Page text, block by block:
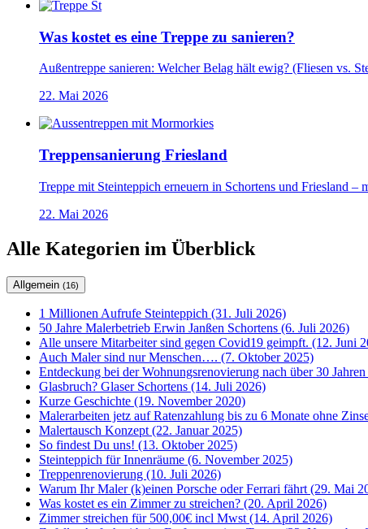
Was kostet es eine Treppe zu sanieren?
Außentreppe sanieren: Welcher Belag hält ewig? (Fliesen vs.
22. Mai 2026
Treppensanierung Friesland
Treppe mit Steinteppich erneuern in Schortens und Friesland
22. Mai 2026
Alle Kategorien im Überblick
Allgemein (16)
1 Millionen Aufrufe Steinteppich (31. Juli 2026)
50 Jahre Malerbetrieb Erwin Janßen Schortens (6. Juli 2026)
Alle unsere Mitarbeiter sind gegen Covid19 geimpft. (12. Juni
Auch Maler sind nur Menschen…. (7. Oktober 2025)
Entdeckung bei der Wohnungsrenovierung nach über 30
Glasbruch? Glaser Schortens (14. Juli 2026)
Kurze Geschichte (19. November 2020)
Malerarbeiten jetz auf Ratenzahlung bis zu 6 Monate ohne
Malertausch Konzept (22. Januar 2025)
So findest Du uns! (13. Oktober 2025)
Steinteppich für Innenräume (6. November 2025)
Treppenrenovierung (10. Juli 2026)
Warum Ihr Maler (k)einen Porsche oder Ferrari fährt (29. Mai
Was kostet es ein Zimmer zu streichen? (20. April 2026)
Zimmer streichen für 500,00€ incl Mwst (14. April 2026)